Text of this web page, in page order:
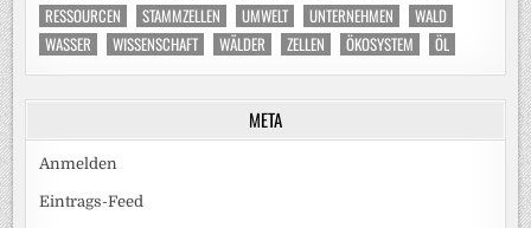
RESSOURCEN
STAMMZELLEN UMWELT UNTERNEHMEN
WALD
WASSER
WISSENSCHAFT WÄLDER ZELLEN ÖKOSYSTEM ÖL
META
Anmelden
Eintrags-Feed